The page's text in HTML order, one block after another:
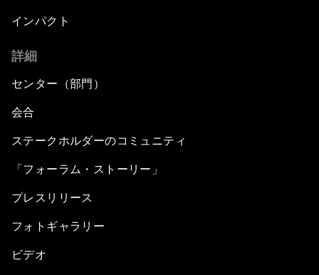
インパクト
詳細
センター（部門）
会合
ステークホルダーのコミュニティ
「フォーラム・ストーリー」
プレスリリース
フォトギャラリー
ビデオ